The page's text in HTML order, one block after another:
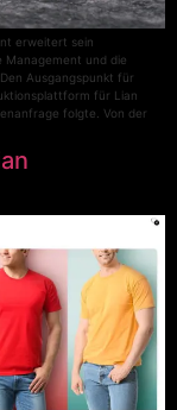
erweitert sein
Management und die
Ausgangspunkt für
für Lian
folgte. Von der